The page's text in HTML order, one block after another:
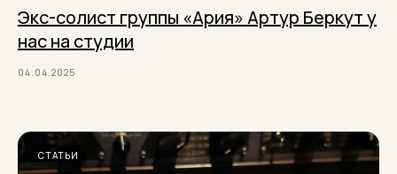
Экс-солист группы «Ария» Артур Беркут у
нас на студии
04.04.2025
СТАТЬИ